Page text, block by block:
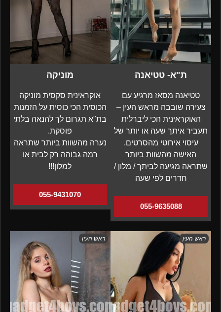
ת"א- טטיאנה
טטיאנה מסאז מרגיע עם
צעירה שובבה מראש העין –
האוקראינית הכי ליברלית
תעביר איתך שעה או יותר של
עיסוי אירוטי מהסרטים.
האישה מהשוות ביותר
שתראה מגיעה לביתך / מלון /
חדרים לפי שעה
055-9635088
מוניקה
אוקראינית סקסית מוניקה
הכוסית הכי כוסית על הזמנות
בת"א תגרום לך להנאה בלתי
פוסקת.
נערה מהשוות ביותר שתראה
רמה גבוהה רק לבית או
למלון!!!
055-9431070
ראש העין ראש העין